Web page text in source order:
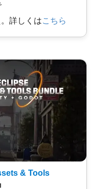
詳しくはこちら
& Tools
』